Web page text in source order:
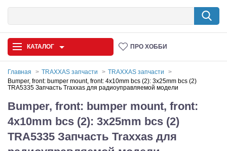
КАТАЛОГ ПРО ХОББИ
Автомодели
Запчасти и аксессуары
Игрушки
Главная TRAXXAS запчасти
TRAXXAS запчасти
Bumper, front: bumper mount, front: 4x10mm bcs (2): 3x25mm bcs (2)
TRA5335 Запчасть Traxxas для радиоуправляемой модели
Bumper, front: bumper mount, front:
4x10mm bcs (2): 3x25mm bcs (2)
TRA5335 Запчасть Traxxas для